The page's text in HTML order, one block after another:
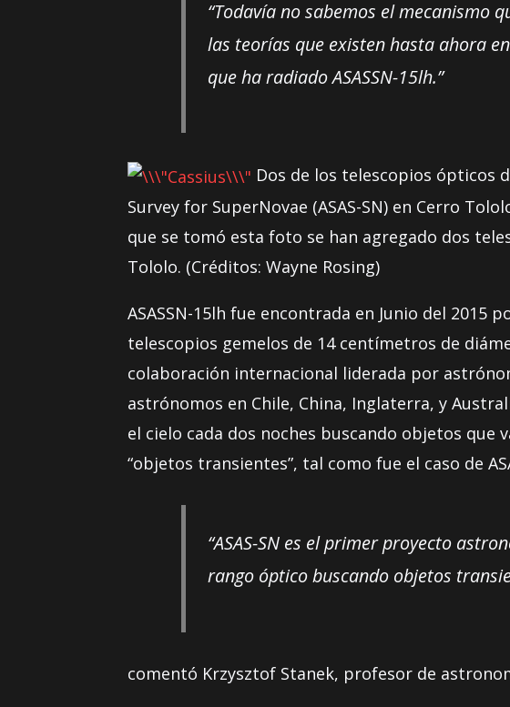
“Todavía no sabemos el mecanismo
las teorías que existen hasta ahora
que ha radiado ASASSN-15lh.”
Dos de los telescopios ópticos
Survey for SuperNovae (ASAS-SN) en Cerro
que se tomó esta foto se han agregado dos
Tololo. (Créditos: Wayne Rosing)
ASASSN-15lh fue encontrada en Junio del 2015
telescopios gemelos de 14 centímetros de
colaboración internacional liderada por
astrónomos en Chile, China, Inglaterra, y
el cielo cada dos noches buscando objetos
“objetos transientes”, tal como fue el caso de
“ASAS-SN es el primer proyecto
rango óptico buscando objetos
comentó Krzysztof Stanek, profesor de